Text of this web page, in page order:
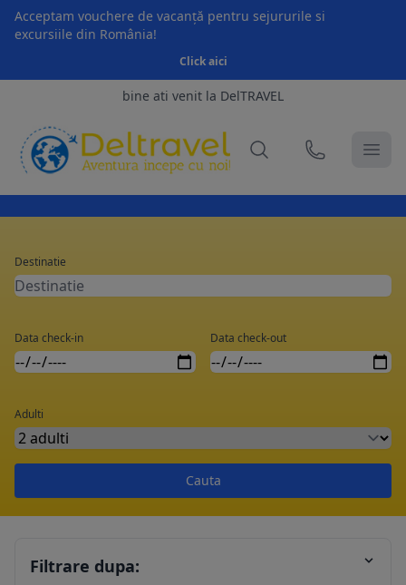
Acceptam vouchere de vacanță pentru sejururile si
excursiile din România!
Click aici
bine ati venit la DelTRAVEL
Destinatie
Data check-in Data check-out
Adulti
Cauta
Filtrare dupa: